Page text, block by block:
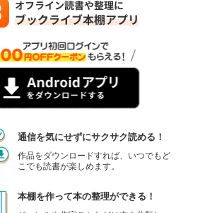
通信を気にせずにサクサク読める！
作品をダウンロードすれば、いつでもど
こでも読書が楽しめます。
本棚を作って本の整理ができる！